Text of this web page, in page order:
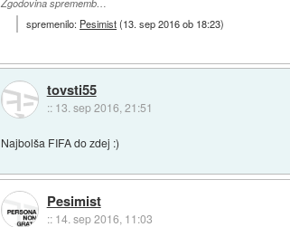
Zgodovina sprememb…
spremenilo: Pesimist(13. sep 2016 ob 18:23)
tovsti55
:: 13. sep 2016, 21:51
Najbolša FIFA do zdej :)
Pesimist
:: 14. sep 2016, 11:03